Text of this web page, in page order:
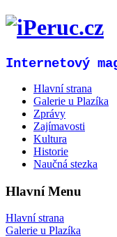
Internetový
Hlavní strana
Galerie u Plazíka
Zprávy
Zajímavosti
Kultura
Historie
Naučná stezka
Hlavní Menu
Hlavní strana
Galerie u Plazíka